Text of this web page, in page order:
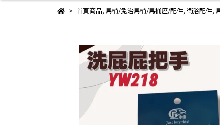
首頁商品, 馬桶/免治馬桶/馬桶座/配件, 衛浴配件,